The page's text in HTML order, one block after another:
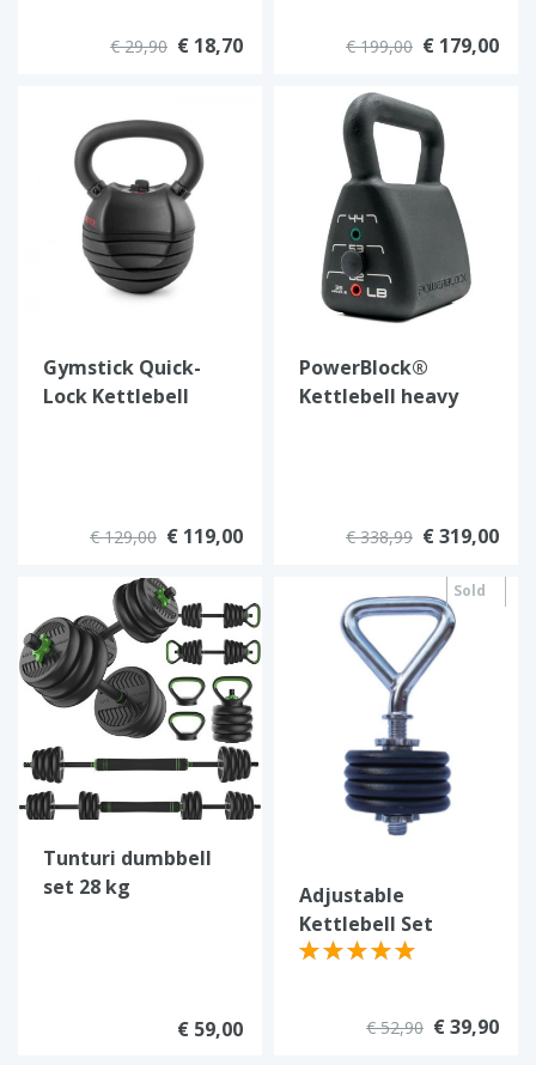
€ 29,90 € 18,70 € 199,00 € 179,00
Gymstick Quick-
Lock Kettlebell
€ 129,00 € 119,00
PowerBlock®
Kettlebell heavy
€ 338,99 € 319,00
Tunturi dumbbell
set 28 kg
€ 59,00
Sold
out
Adjustable
Kettlebell Set
€ 52,90 € 39,90